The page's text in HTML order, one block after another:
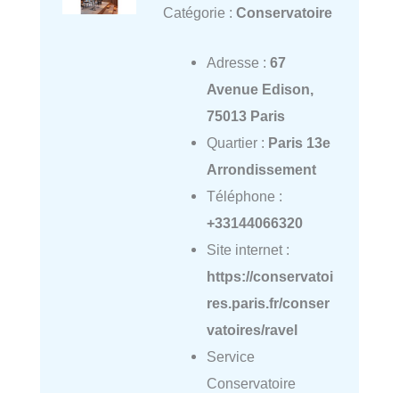
Catégorie : Conservatoire
Adresse : 67
Avenue Edison,
75013 Paris
Quartier : Paris 13e
Arrondissement
Téléphone :
+33144066320
Site internet :
https://conservatoi
res.paris.fr/conser
vatoires/ravel
Service
Conservatoire